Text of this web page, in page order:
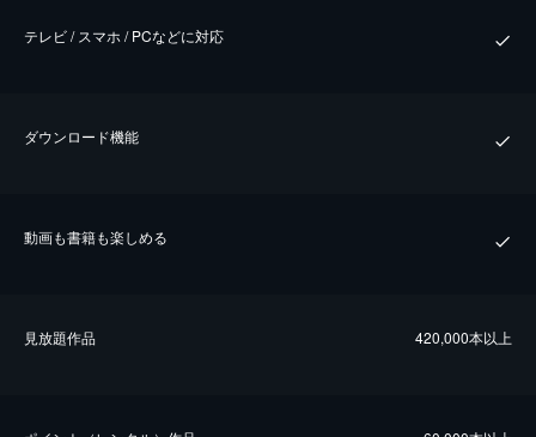
テレビ / スマホ / PCなどに対応
ダウンロード機能
動画も書籍も楽しめる
⾒放題作品 420,000本以上